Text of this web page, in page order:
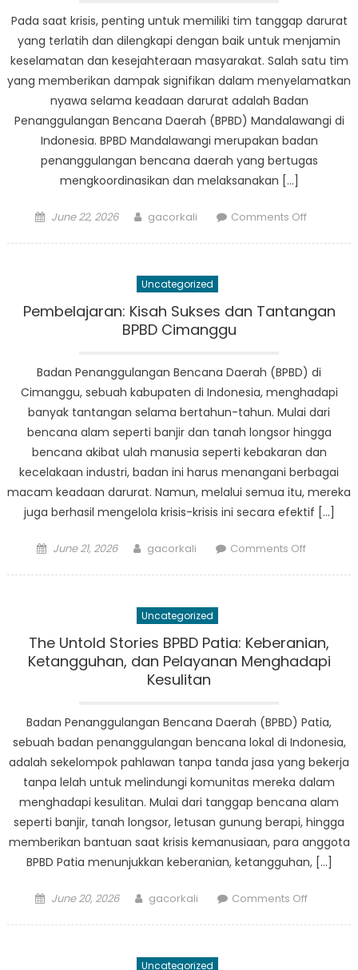
Bencana
Pada saat krisis, penting untuk memiliki tim tanggap darurat
yang terlatih dan dilengkapi dengan baik untuk menjamin
keselamatan dan kesejahteraan masyarakat. Salah satu tim
yang memberikan dampak signifikan dalam menyelamatkan
nyawa selama keadaan darurat adalah Badan
Penanggulangan Bencana Daerah (BPBD) Mandalawangi di
Indonesia. BPBD Mandalawangi merupakan badan
penanggulangan bencana daerah yang bertugas
mengkoordinasikan dan melaksanakan […]
Posted
June 22, 2026 Author
gacorkali Comments Offon
BPBD
Nyawa
di
Saat
Krisis
Uncategorized
Pembelajaran: Kisah Sukses dan Tantangan
BPBD Cimanggu
Badan Penanggulangan Bencana Daerah (BPBD) di
Cimanggu, sebuah kabupaten di Indonesia, menghadapi
banyak tantangan selama bertahun-tahun. Mulai dari
bencana alam seperti banjir dan tanah longsor hingga
bencana akibat ulah manusia seperti kebakaran dan
kecelakaan industri, badan ini harus menangani berbagai
macam keadaan darurat. Namun, melalui semua itu, mereka
juga berhasil mengelola krisis-krisis ini secara efektif […]
Posted
June 21, 2026 Author
gacorkali Comments Offon
BPBD
Uncategorized
The Untold Stories BPBD Patia: Keberanian,
Ketangguhan, dan Pelayanan Menghadapi
Kesulitan
Badan Penanggulangan Bencana Daerah (BPBD) Patia,
sebuah badan penanggulangan bencana lokal di Indonesia,
adalah sekelompok pahlawan tanpa tanda jasa yang bekerja
tanpa lelah untuk melindungi komunitas mereka dalam
menghadapi kesulitan. Mulai dari tanggap bencana alam
seperti banjir, tanah longsor, letusan gunung berapi, hingga
memberikan bantuan saat krisis kemanusiaan, para anggota
BPBD Patia menunjukkan keberanian, ketangguhan, […]
Posted
June 20, 2026 Author
gacorkali Comments Offon
Uncategorized